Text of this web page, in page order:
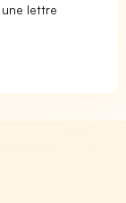
lettre